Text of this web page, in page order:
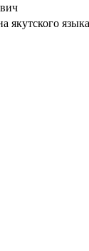
якутского